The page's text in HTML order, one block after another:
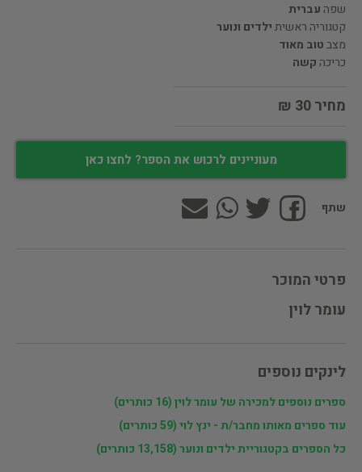
שפה עברית
קטגוריה ראשיתילדים ונוער
מצבטוב מאוד
כריכה קשה
מחיר 30 ₪
מעוניינים לרכוש את הספר? לחצו כאן
שתף
פרטי המוכר
עומר לוין
לינקים נוספים
ספרים נוספים למכירה של עומר לוין (16 כותרים)
עוד ספרים מאותו מחבר/ת - ינץ לוי (59 כותרים)
כל הספרים בקטגוריית ילדים ונוער (13,158 כותרים)